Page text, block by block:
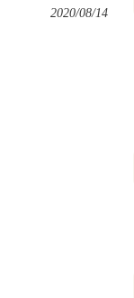
2020/08/14